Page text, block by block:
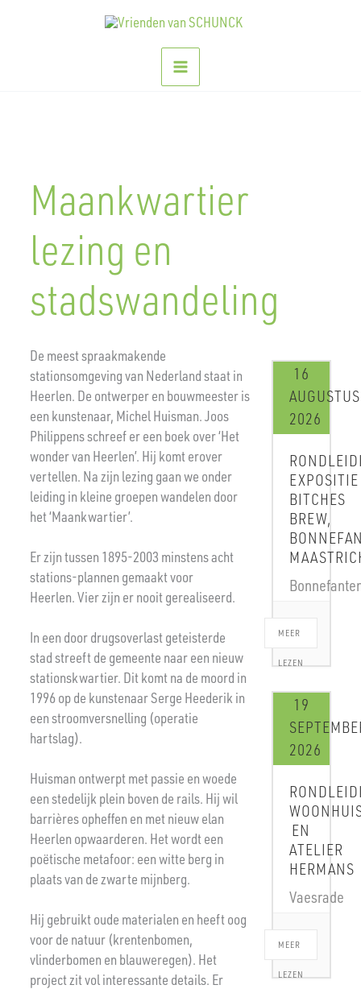
Maankwartier
lezing en
stadswandeling
De meest spraakmakende
stationsomgeving van Nederland staat in
Heerlen. De ontwerper en bouwmeester is
een kunstenaar, Michel Huisman. Joos
Philippens schreef er een boek over ‘Het
wonder van Heerlen’. Hij komt erover
vertellen. Na zijn lezing gaan we onder
leiding in kleine groepen wandelen door
het ‘Maankwartier’.
Er zijn tussen 1895-2003 minstens acht
stations-plannen gemaakt voor
Heerlen. Vier zijn er nooit gerealiseerd.
In een door drugsoverlast geteisterde
stad streeft de gemeente naar een nieuw
stationskwartier. Dit komt na de moord in
1996 op de kunstenaar Serge Heederik in
een stroomversnelling (operatie
hartslag).
Huisman ontwerpt met passie en woede
een stedelijk plein boven de rails. Hij wil
barrières opheffen en met nieuw elan
Heerlen opwaarderen. Het wordt een
poëtische metafoor: een witte berg in
plaats van de zwarte mijnberg.
Hij gebruikt oude materialen en heeft oog
voor de natuur (krentenbomen,
vlinderbomen en blauweregen). Het
project zit vol interessante details. Er
16
AUGUSTUS
2026
EXPOSITIE
BITCHES
BREW,
MEER
LEZEN
19
2026
EN
ATELIER
HERMANS
Vaesrade
MEER
LEZEN